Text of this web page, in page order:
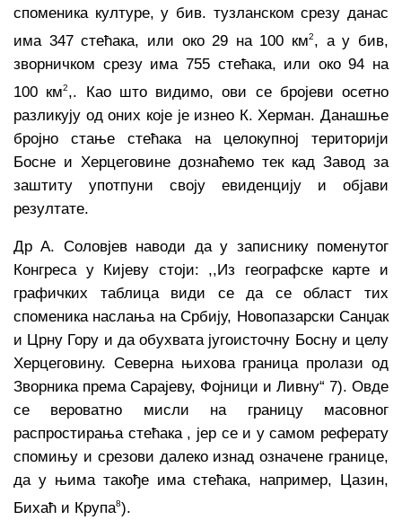
споменика културе, у бив. тузланском срезу данас
има 347 стећака, или око 29 на 100 км2, а у бив,
зворничком срезу има 755 стећака, или око 94 на
100 км2,. Као што видимо, ови се бројеви осетно
разликују од оних које је изнео К. Херман. Данашње
бројно стање стећака на целокупној територији
Босне и Херцеговине дознаћемо тек кад Завод за
заштиту употпуни своју евиденцију и објави
резултате.
Др А. Соловјев наводи да у записнику поменутог
Конгреса у Кијеву стоји: ,,Из географске карте и
графичких таблица види се да се област тих
споменика наслања на Србију, Новопазарски Санџак
и Црну Гору и да обухвата југоисточну Босну и целу
Херцеговину. Северна њихова граница пролази од
Зворника према Сарајеву, Фојници и Ливну“ 7). Овде
се вероватно мисли на границу масовног
распростирања стећака , јер се и у самом реферату
спомињу и срезови далеко изнад означене границе,
да у њима такође има стећака, например, Цазин,
Бихаћ и Крупа8).